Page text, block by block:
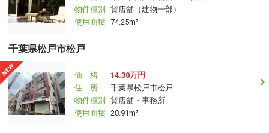
物件種別
貸店舗（建物一部）
使用面積 74.25m²
千葉県松戸市松戸
価 格
14.30万円
住 所
千葉県松戸市松戸
物件種別
貸店舗・事務所
使用面積 28.91m²